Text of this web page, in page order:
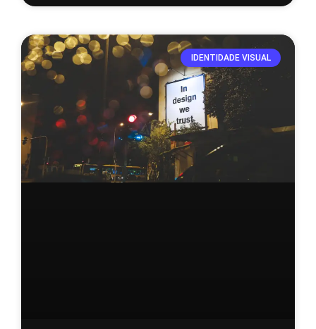
IDENTIDADE VISUAL